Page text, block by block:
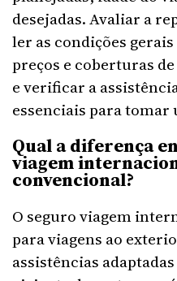
desejadas. Avaliar a
ler as condições
preços e coberturas
e verificar a
essenciais para
Qual a diferença
viagem
convencional?
O seguro viagem
para viagens ao
assistências